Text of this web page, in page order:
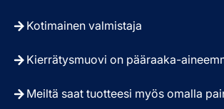
Kotimainen valmistaja
Kierrätysmuovi on pääraaka-
Meiltä saat tuotteesi myös omalla